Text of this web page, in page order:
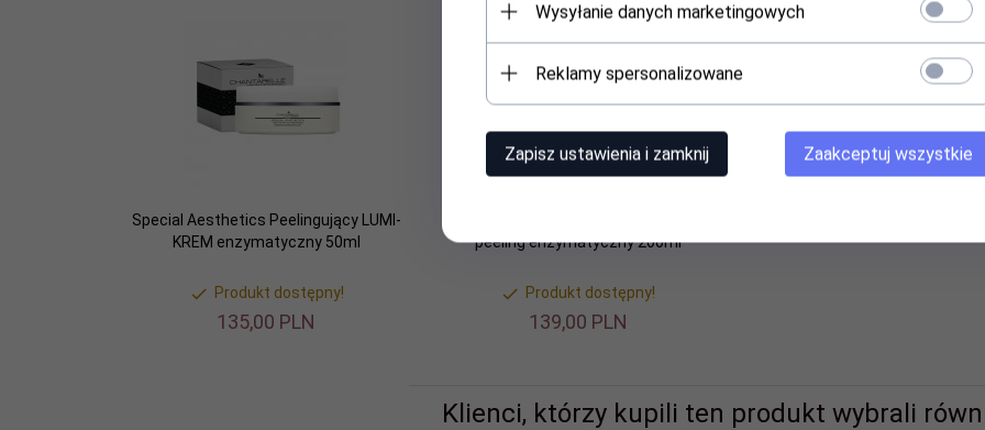
Special Aesthetics Peelingujący LUMI-
KREM enzymatyczny 50ml
Produkt dostępny!
135,00 PLN
peeling enzymatyczny 200ml
Produkt dostępny!
139,00 PLN
Klienci, którzy kupili ten produkt wybrali
Wysyłanie danych marketingowych
Reklamy spersonalizowane
Zapisz ustawienia i zamknij Zaakceptuj wszystkie